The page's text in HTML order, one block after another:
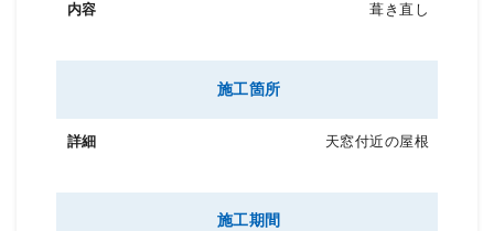
葺き直し
施工箇所
天窓付近の屋根
施工期間